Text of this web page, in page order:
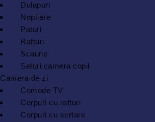
Dulapuri
Noptiere
Paturi
Rafturi
Scaune
Seturi camera copil
Camera de zi
Comode TV
Corpuri cu rafturi
Corpuri cu sertare